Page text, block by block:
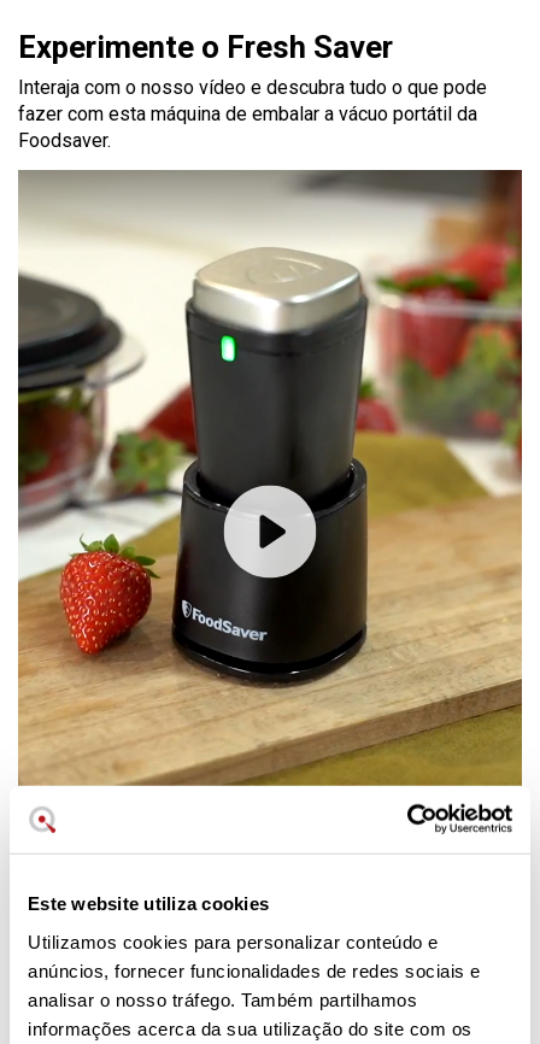
Este website utiliza cookies
Utilizamos cookies para personalizar conteúdo e
anúncios, fornecer funcionalidades de redes sociais e
analisar o nosso tráfego. Também partilhamos
informações acerca da sua utilização do site com os
Experimente o Fresh Saver
Interaja com o nosso vídeo e descubra tudo o que pode
fazer com esta máquina de embalar a vácuo portátil da
Foodsaver.
A máquina de embalar a vácuo
portátil e compacta
O pequeno sistema da Foodsaver VS1192X01 carrega-se
na sua base e utiliza-se até 100 vezes com uma única